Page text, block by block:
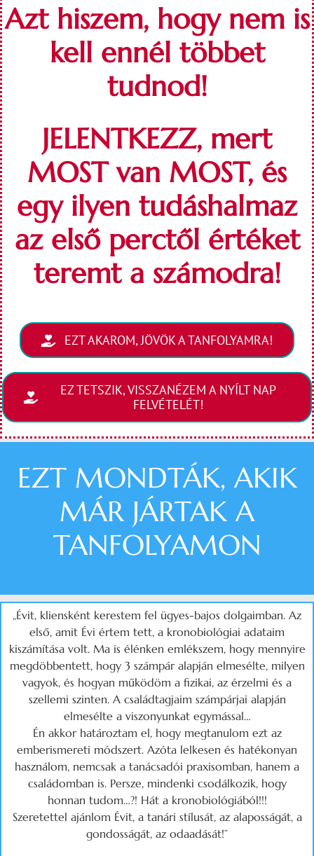
Azt hiszem, hogy nem is
kell ennél többet
tudnod!
JELENTKEZZ, mert
MOST van MOST, és
egy ilyen tudáshalmaz
az első perctől értéket
teremt a számodra!
EZT AKAROM, JÖVÖK A TANFOLYAMRA!
EZ TETSZIK, VISSZANÉZEM A NYÍLT NAP
FELVÉTELÉT!
EZT MONDTÁK, AKIK
MÁR JÁRTAK A
TANFOLYAMON
„Évit, kliensként kerestem fel ügyes-bajos dolgaimban. Az
első, amit Évi értem tett, a kronobiológiai adataim
kiszámítása volt. Ma is élénken emlékszem, hogy mennyire
megdöbbentett, hogy 3 számpár alapján elmesélte, milyen
vagyok, és hogyan működöm a fizikai, az érzelmi és a
szellemi szinten. A családtagjaim számpárjai alapján
elmesélte a viszonyunkat egymással…
Én akkor határoztam el, hogy megtanulom ezt az
emberismereti módszert. Azóta lelkesen és hatékonyan
használom, nemcsak a tanácsadói praxisomban, hanem a
családomban is. Persze, mindenki csodálkozik, hogy
honnan tudom…?! Hát a kronobiológiából!!!
Szeretettel ajánlom Évit, a tanári stílusát, az alaposságát, a
gondosságát, az odaadását!”